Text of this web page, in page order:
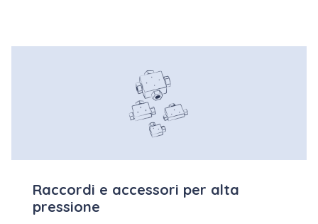
Raccordi e accessori per alta
pressione